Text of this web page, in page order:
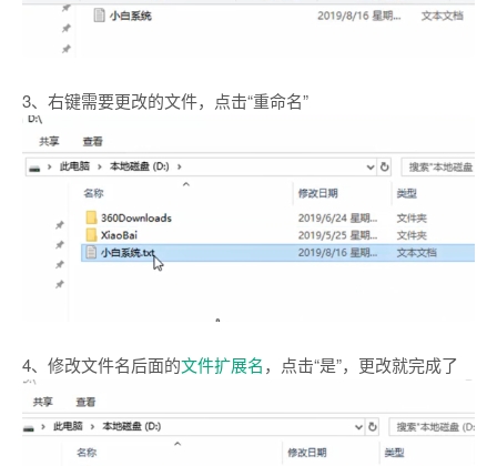
3、右键需要更改的文件，点击“重命名”
4、修改文件名后面的文件扩展名，点击“是”，更改就完成了